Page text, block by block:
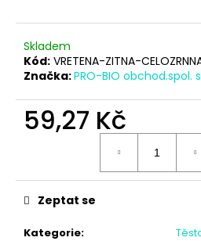
Skladem
Kód: VRETENA-ZITNA-
Značka:PRO-BIO obchod.spol.
59,27 Kč
Kategorie:
Zeptat se
D
p
u
č